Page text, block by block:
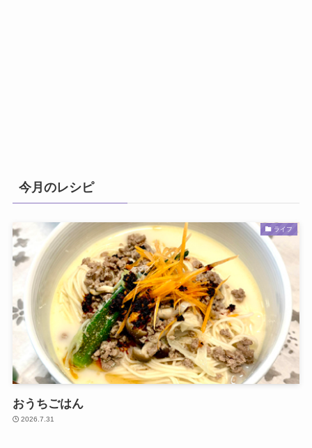
今月のレシピ
ライフ
おうちごはん
2026.7.31